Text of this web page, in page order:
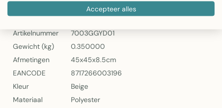
Artikelnummer
7003GGYD01
Gewicht (kg)
0.350000
Afmetingen
45x45x8.5cm
EANCODE
8717266003196
Kleur
Beige
Materiaal
Polyester
Accepteer alles